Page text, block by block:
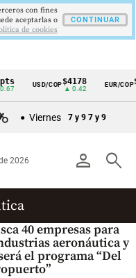
USD/COP$4178
▲ 0.42
EUR/COP
Viernes 7 y 9 7 y 9
person search
2026
40 empresas para
aeronáutica y
el programa “Del
con fines
aceptarlas o
de cookies
CONTINUAR